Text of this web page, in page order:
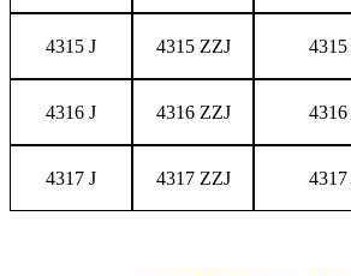
4315 J 4315 ZZJ 4315
4316 J 4316 ZZJ 4316
4317 J 4317 ZZJ 4317